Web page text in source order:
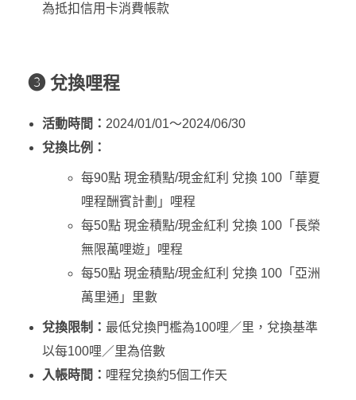
為抵扣信用卡消費帳款
❸ 兌換哩程
活動時間： 2024/01/01～2024/06/30
兌換比例：
每90點 現金積點/現金紅利 兌換 100「華夏
哩程酬賓計劃」哩程
每50點 現金積點/現金紅利 兌換 100「長榮
無限萬哩遊」哩程
每50點 現金積點/現金紅利 兌換 100「亞洲
萬里通」里數
兌換限制： 最低兌換門檻為100哩／里，兌換基準
以每100哩／里為倍數
入帳時間： 哩程兌換約5個工作天